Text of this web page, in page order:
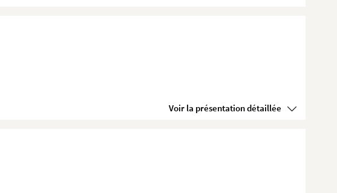
Voir la présentation détaillée